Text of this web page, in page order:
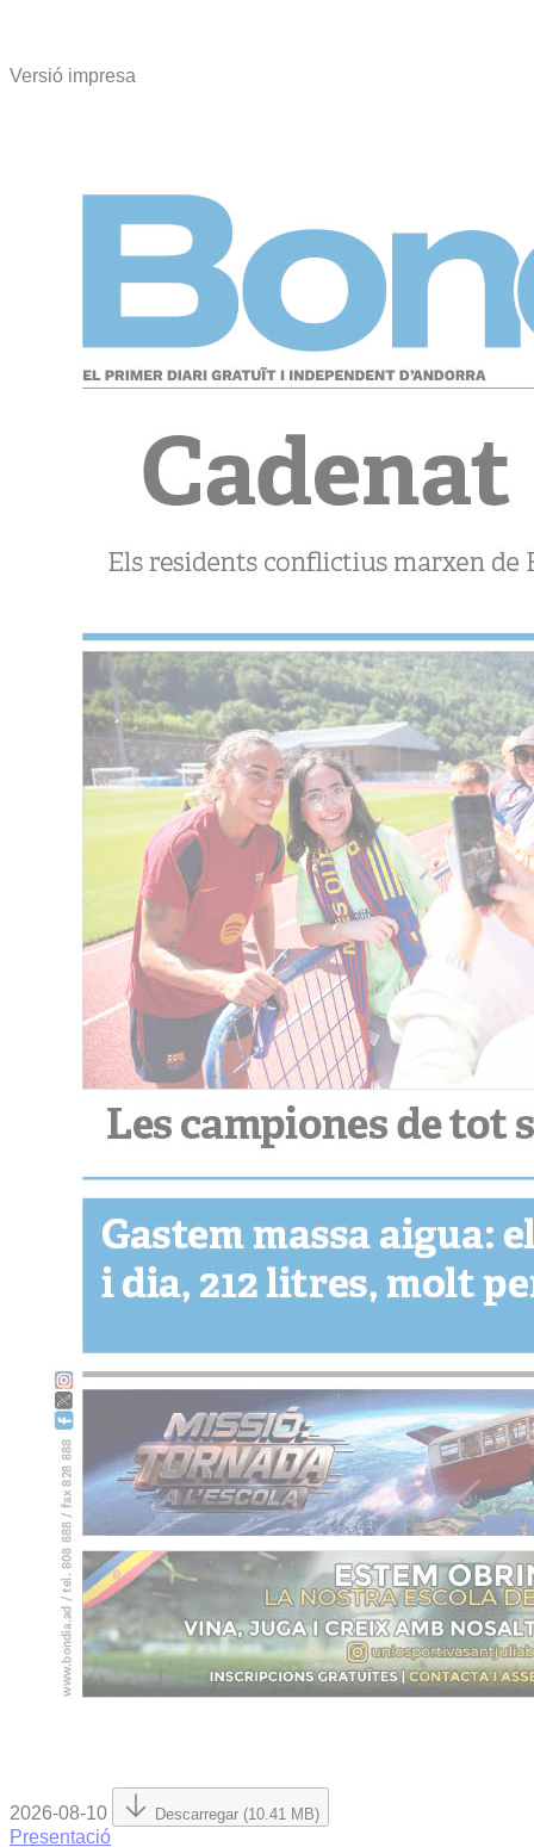
Versió impresa
2026-08-10 Descarregar (10.41 MB)
Presentació